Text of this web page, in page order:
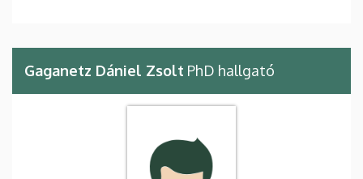
Gaganetz Dániel Zsolt PhD hallgató